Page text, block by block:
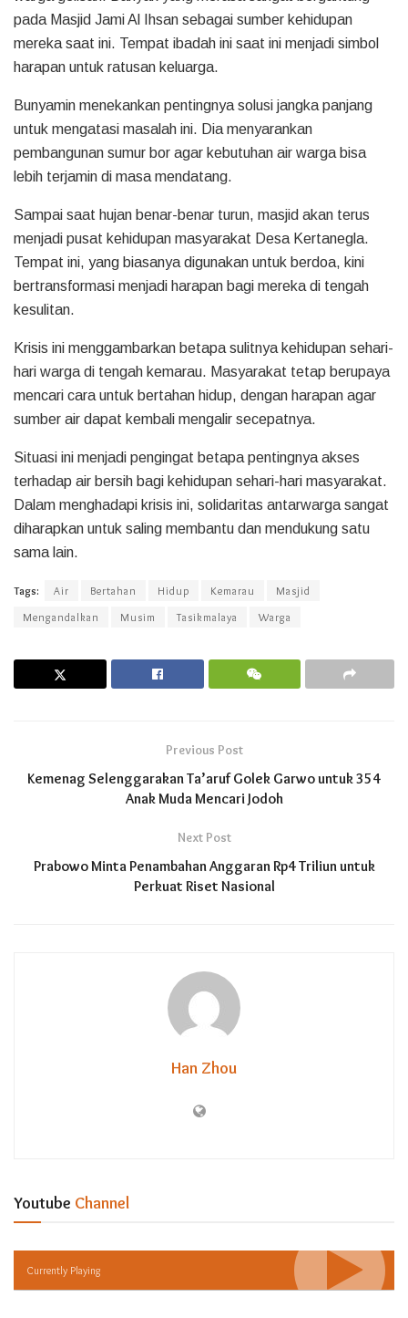
pada Masjid Jami Al Ihsan sebagai sumber kehidupan
mereka saat ini. Tempat ibadah ini saat ini menjadi simbol
harapan untuk ratusan keluarga.
Bunyamin menekankan pentingnya solusi jangka panjang
untuk mengatasi masalah ini. Dia menyarankan
pembangunan sumur bor agar kebutuhan air warga bisa
lebih terjamin di masa mendatang.
Sampai saat hujan benar-benar turun, masjid akan terus
menjadi pusat kehidupan masyarakat Desa Kertanegla.
Tempat ini, yang biasanya digunakan untuk berdoa, kini
bertransformasi menjadi harapan bagi mereka di tengah
kesulitan.
Krisis ini menggambarkan betapa sulitnya kehidupan sehari-
hari warga di tengah kemarau. Masyarakat tetap berupaya
mencari cara untuk bertahan hidup, dengan harapan agar
sumber air dapat kembali mengalir secepatnya.
Situasi ini menjadi pengingat betapa pentingnya akses
terhadap air bersih bagi kehidupan sehari-hari masyarakat.
Dalam menghadapi krisis ini, solidaritas antarwarga sangat
diharapkan untuk saling membantu dan mendukung satu
sama lain.
Tags: Air Bertahan Hidup Kemarau
Masjid
Mengandalkan
Musim Tasikmalaya Warga
Previous Post
Kemenag Selenggarakan Ta’aruf Golek Garwo untuk 354
Anak Muda Mencari Jodoh
Next Post
Prabowo Minta Penambahan Anggaran Rp4 Triliun untuk
Perkuat Riset Nasional
Han Zhou
Youtube Channel
Currently Playing